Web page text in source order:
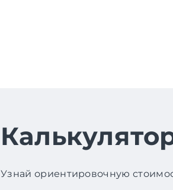
Узнай ориентировочную